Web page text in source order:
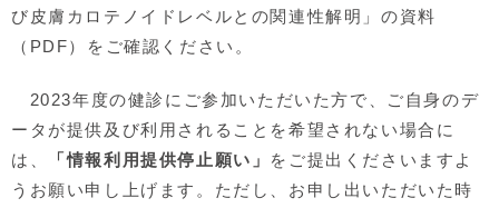
び皮膚カロテノイドレベルとの関連性解明」の資料
（PDF）をご確認ください。
2023年度の健診にご参加いただいた方で、ご自身のデ
ータが提供及び利用されることを希望されない場合に
は、
「情報利用提供停止願い」 をご提出くださいますよ
うお願い申し上げます。ただし、お申し出いただいた時